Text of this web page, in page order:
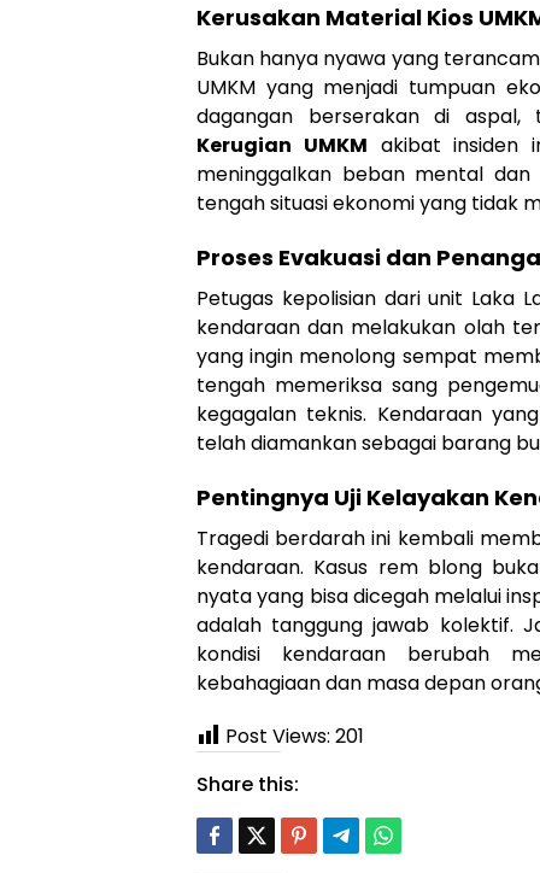
Kerusakan Material Kios
Bukan hanya nyawa yang
UMKM yang menjadi tumpuan
dagangan berserakan di aspal,
Kerugian UMKM akibat insiden
meninggalkan beban mental
tengah situasi ekonomi yang tidak
Proses Evakuasi dan
Petugas kepolisian dari unit Laka
kendaraan dan melakukan olah
yang ingin menolong sempat
tengah memeriksa sang
kegagalan teknis. Kendaraan
telah diamankan sebagai barang
Pentingnya Uji Kelayakan
Tragedi berdarah ini kembali
kendaraan. Kasus rem blong
nyata yang bisa dicegah melalui
adalah tanggung jawab kolektif.
kondisi kendaraan berubah
kebahagiaan dan masa depan
Post Views: 201
Share this: